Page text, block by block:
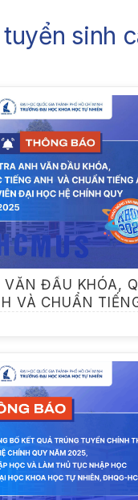
sinh
VĂN ĐẦU KHÓA,
VÀ CHUẨN
ĐẠI HỌC HỆ